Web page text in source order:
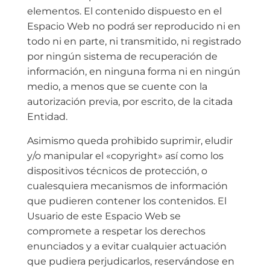
elementos. El contenido dispuesto en el
Espacio Web no podrá ser reproducido ni en
todo ni en parte, ni transmitido, ni registrado
por ningún sistema de recuperación de
información, en ninguna forma ni en ningún
medio, a menos que se cuente con la
autorización previa, por escrito, de la citada
Entidad.
Asimismo queda prohibido suprimir, eludir
y/o manipular el «copyright» así como los
dispositivos técnicos de protección, o
cualesquiera mecanismos de información
que pudieren contener los contenidos. El
Usuario de este Espacio Web se
compromete a respetar los derechos
enunciados y a evitar cualquier actuación
que pudiera perjudicarlos, reservándose en